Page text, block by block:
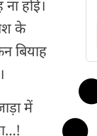
होई।
के
बियाह
में